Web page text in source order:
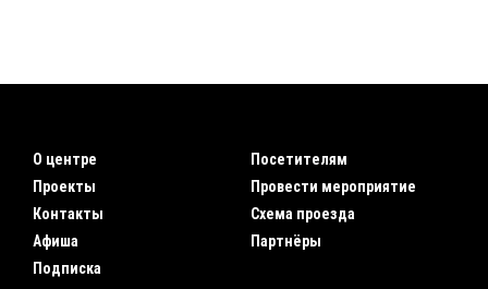
О центре
Проекты
Контакты
Афиша
Подписка
Посетителям
Провести мероприятие
Схема проезда
Партнёры